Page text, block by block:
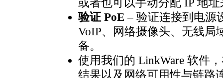
或者也可以手动分配 IP 地
验证 PoE– 验证连接到电源
VoIP、网络摄像头、无线局
备。
使用我们的 LinkWare 软件
结果以及网络可用性与链路